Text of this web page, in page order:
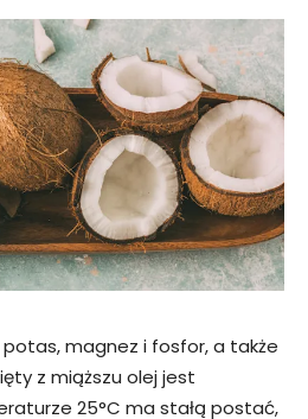
magnez i fosfor, a także
z miąższu olej jest
25°C ma stałą postać,